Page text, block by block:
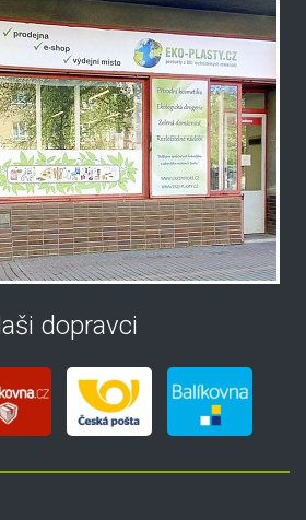
dopravci